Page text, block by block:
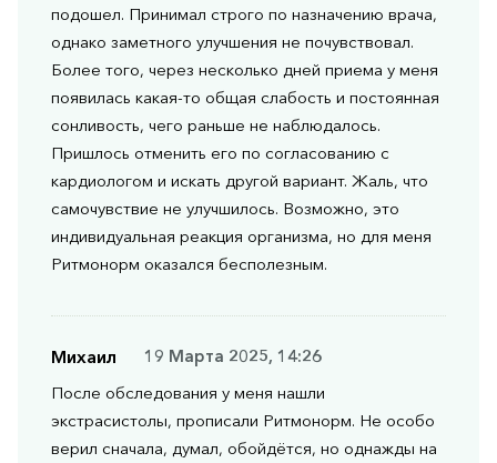
подошел. Принимал строго по назначению врача,
однако заметного улучшения не почувствовал.
Более того, через несколько дней приема у меня
появилась какая-то общая слабость и постоянная
сонливость, чего раньше не наблюдалось.
Пришлось отменить его по согласованию с
кардиологом и искать другой вариант. Жаль, что
самочувствие не улучшилось. Возможно, это
индивидуальная реакция организма, но для меня
Ритмонорм оказался бесполезным.
Михаил
19 Марта 2025, 14:26
После обследования у меня нашли
экстрасистолы, прописали Ритмонорм. Не особо
верил сначала, думал, обойдётся, но однажды на